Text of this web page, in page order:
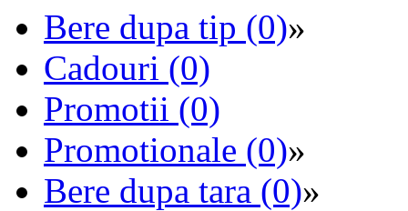
Bere dupa tip (0)»
Cadouri (0)
Promotii (0)
Promotionale (0)»
Bere dupa tara (0)»